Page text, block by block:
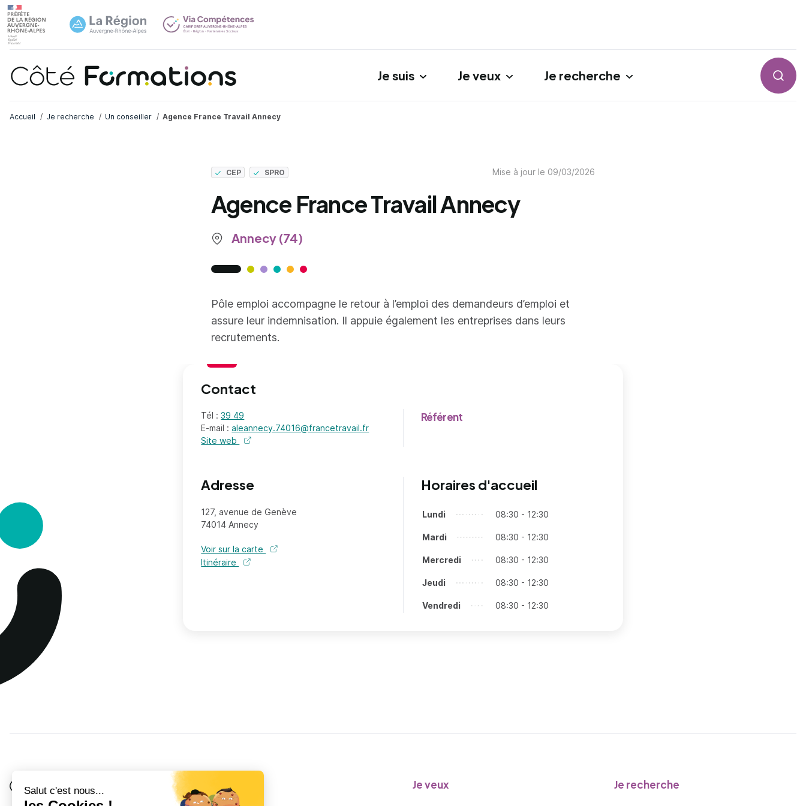
Je suis Je veux Je recherche
Accueil Je recherche Un conseiller Agence France Travail Annecy
CEP SPRO Mise à jour le 09/03/2026
Agence France Travail Annecy
Annecy (74)
Pôle emploi accompagne le retour à l’emploi des demandeurs d’emploi et
assure leur indemnisation. Il appuie également les entreprises dans leurs
recrutements.
Contact
Tél :39 49
E-mail :aleannecy.74016@francetravail.fr
Site web
de l'organisme - nouvel onglet
Référent
Adresse
127, avenue de Genève
74014 Annecy
Voir sur la carte
Itinéraire
Horaires d'accueil
Jours Tranches horaires
Lundi 08:30 - 12:30
Mardi 08:30 - 12:30
Mercredi 08:30 - 12:30
Jeudi 08:30 - 12:30
Vendredi 08:30 - 12:30
Je suis Je veux Je recherche